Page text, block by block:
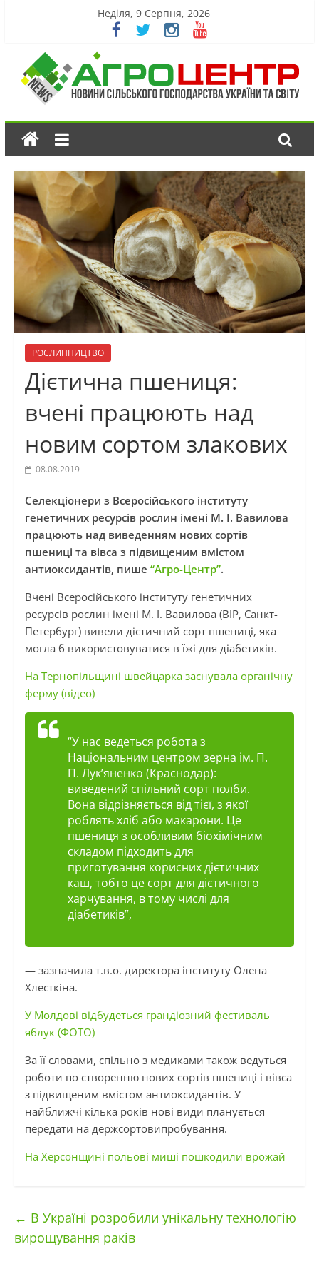
Неділя, 9 Серпня, 2026
РОСЛИННИЦТВО
Дієтична пшениця:
вчені працюють над
новим сортом злакових
08.08.2019
Селекціонери з Всеросійського інституту
генетичних ресурсів рослин імені М. І. Вавилова
працюють над виведенням нових сортів
пшениці та вівса з підвищеним вмістом
антиоксидантів, пише “Агро-Центр”.
Вчені Всеросійського інституту генетичних
ресурсів рослин імені М. І. Вавилова (ВІР, Санкт-
Петербург) вивели дієтичний сорт пшениці, яка
могла б використовуватися в їжі для діабетиків.
На Тернопільщині швейцарка заснувала органічну
ферму (відео)
“У нас ведеться робота з
Національним центром зерна ім. П.
П. Лук’яненко (Краснодар):
виведений спільний сорт полби.
Вона відрізняється від тієї, з якої
роблять хліб або макарони. Це
пшениця з особливим біохімічним
складом підходить для
приготування корисних дієтичних
каш, тобто це сорт для дієтичного
харчування, в тому числі для
діабетиків”,
— зазначила т.в.о. директора інституту Олена
Хлесткіна.
У Молдові відбудеться грандіозний фестиваль
яблук (ФОТО)
За її словами, спільно з медиками також ведуться
роботи по створенню нових сортів пшениці і вівса
з підвищеним вмістом антиоксидантів. У
найближчі кілька років нові види планується
передати на держсортовипробування.
На Херсонщині польові миші пошкодили врожай
← В Україні розробили унікальну технологію
вирощування раків